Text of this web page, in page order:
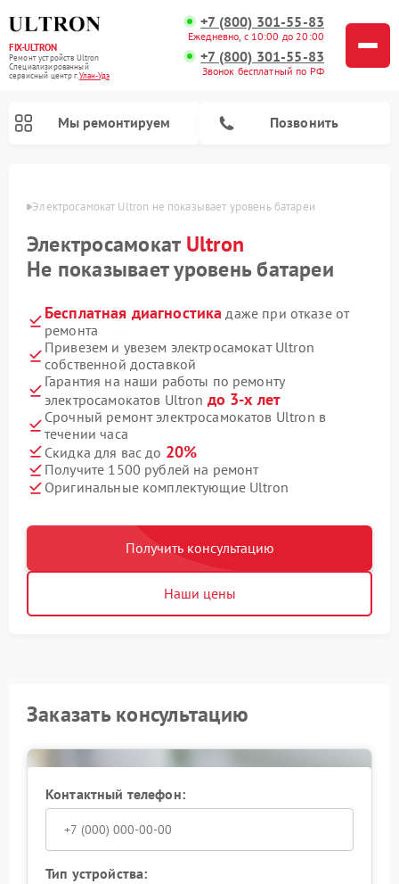
FIX-ULTRON
Ремонт устройств Ultron
Специализированный
cервисный центр г.Улан-Удэ
+7 (800) 301-55-83
Ежедневно, с 10:00 до 20:00
+7 (800) 301-55-83
Звонок бесплатный по РФ
Мы ремонтируем Позвонить
Удэ Электросамокат Ultron не показывает уровень батареи
Электросамокат Ultron
Не показывает уровень батареи
Бесплатная диагностика даже при отказе от
ремонта
Привезем и увезем электросамокат Ultron
собственной доставкой
Гарантия на наши работы по ремонту
электросамокатов Ultron до 3-х лет
Срочный ремонт электросамокатов Ultron в
течении часа
Скидка для вас до 20%
Получите 1500 рублей на ремонт
Оригинальные комплектующие Ultron
Получить консультацию
Наши цены
Заказать консультацию
Контактный телефон:
Тип устройства: